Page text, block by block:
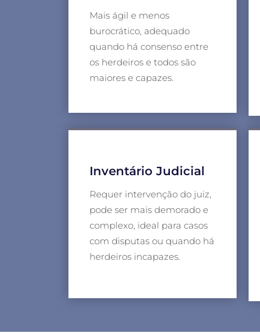
Mais ágil e menos
burocrático, adequado
quando há consenso entre
os herdeiros e todos são
maiores e capazes.
Inventário Judicial
Requer intervenção do juiz,
pode ser mais demorado e
complexo, ideal para casos
com disputas ou quando há
herdeiros incapazes.